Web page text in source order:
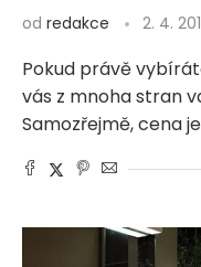
od redakce 2. 4.
Pokud právě
vás z mnoha stran
Samozřejmě, cena